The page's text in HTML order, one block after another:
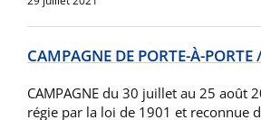
CAMPAGNE DE PORTE-À-PORTE
CAMPAGNE du 30 juillet au 25 août
régie par la loi de 1901 et reconnue